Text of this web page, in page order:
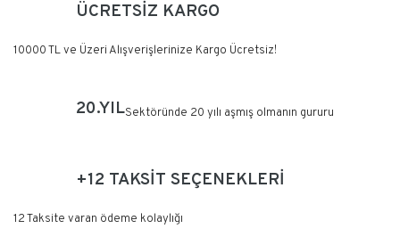
ÜCRETSİZ KARGO
10000 TL ve Üzeri Alışverişlerinize Kargo Ücretsiz!
20.YILSektöründe 20 yılı aşmış olmanın gururu
+12 TAKSİT SEÇENEKLERİ
12 Taksite varan ödeme kolaylığı